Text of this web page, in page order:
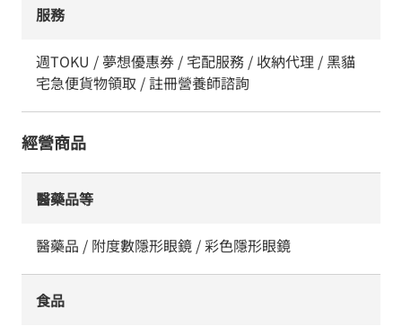
服務
週TOKU / 夢想優惠券 / 宅配服務 / 收納代理 / 黑貓
宅急便貨物領取 / 註冊營養師諮詢
經營商品
醫藥品等
醫藥品 / 附度數隱形眼鏡 / 彩色隱形眼鏡
食品